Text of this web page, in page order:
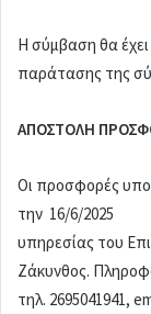
Η σύμβαση θα
παράτασης της
ΑΠΟΣΤΟΛΗ
Οι προσφορές
την 16/6/2025
υπηρεσίας του
Ζάκυνθος.
τηλ. 2695041941,